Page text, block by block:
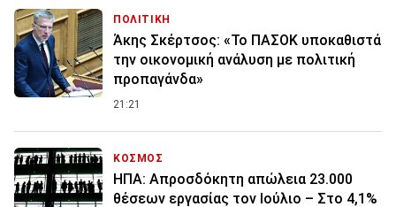
ΠΟΛΙΤΙΚΗ
Άκης Σκέρτσος: «Το ΠΑΣΟΚ υποκαθιστά
την οικονομική ανάλυση με πολιτική
προπαγάνδα»
21:21
ΚΟΣΜΟΣ
ΗΠΑ: Απροσδόκητη απώλεια 23.000
θέσεων εργασίας τον Ιούλιο – Στο 4,1%